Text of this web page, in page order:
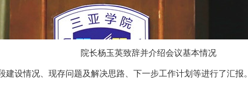
院长杨玉英致辞并介绍会议基本情况
建设情况、现存问题及解决思路、下一步工作计划等进行了汇报。